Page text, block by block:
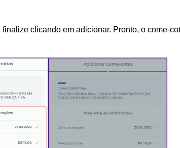
clicando em adicionar. Pronto, o come-